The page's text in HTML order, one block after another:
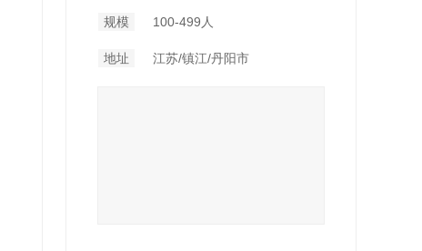
规模 100-499人
地址 江苏/镇江/丹阳市